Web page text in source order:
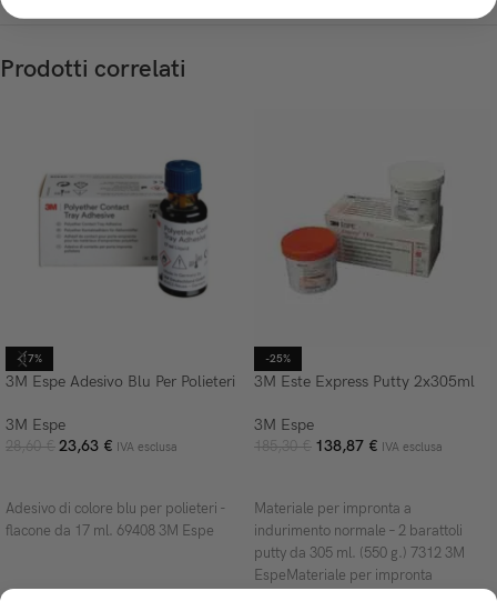
Prodotti correlati
-17%
3M Espe Adesivo Blu Per Polieteri
3M Espe
28,60€ 23,63 € IVA esclusa
Adesivo di colore blu per polieteri -
flacone da 17 ml. 69408 3M Espe
-25%
3M Este Express Putty 2x305ml
3M Espe
185,30€ 138,87 € IVA esclusa
Materiale per impronta a
indurimento normale – 2 barattoli
putty da 305 ml. (550 g.) 7312 3M
EspeMateriale per impronta